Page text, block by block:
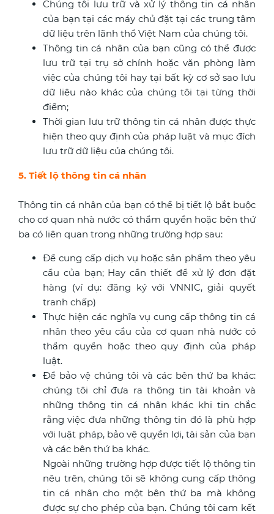
Chúng tôi lưu trữ và xử lý thông tin cá nhân
của bạn tại các máy chủ đặt tại các trung tâm
dữ liệu trên lãnh thổ Việt Nam của chúng tôi.
Thông tin cá nhân của bạn cũng có thể được
lưu trữ tại trụ sở chính hoặc văn phòng làm
việc của chúng tôi hay tại bất kỳ cơ sở sao lưu
dữ liệu nào khác của chúng tôi tại từng thời
điểm;
Thời gian lưu trữ thông tin cá nhân được thực
hiện theo quy định của pháp luật và mục đích
lưu trữ dữ liệu của chúng tôi.
5. Tiết lộ thông tin cá nhân
Thông tin cá nhân của bạn có thể bị tiết lộ bắt buộc
cho cơ quan nhà nước có thẩm quyền hoặc bên thứ
ba có liên quan trong những trường hợp sau:
Để cung cấp dịch vụ hoặc sản phẩm theo yêu
cầu của bạn; Hay cần thiết để xử lý đơn đặt
hàng (ví dụ: đăng ký với VNNIC, giải quyết
tranh chấp)
Thực hiện các nghĩa vụ cung cấp thông tin cá
nhân theo yêu cầu của cơ quan nhà nước có
thẩm quyền hoặc theo quy định của pháp
luật.
Để bảo vệ chúng tôi và các bên thứ ba khác:
chúng tôi chỉ đưa ra thông tin tài khoản và
những thông tin cá nhân khác khi tin chắc
rằng việc đưa những thông tin đó là phù hợp
với luật pháp, bảo vệ quyền lợi, tài sản của bạn
và các bên thứ ba khác.
Ngoài những trường hợp được tiết lộ thông tin
nêu trên, chúng tôi sẽ không cung cấp thông
tin cá nhân cho một bên thứ ba mà không
được sự cho phép của bạn. Chúng tôi cam kết